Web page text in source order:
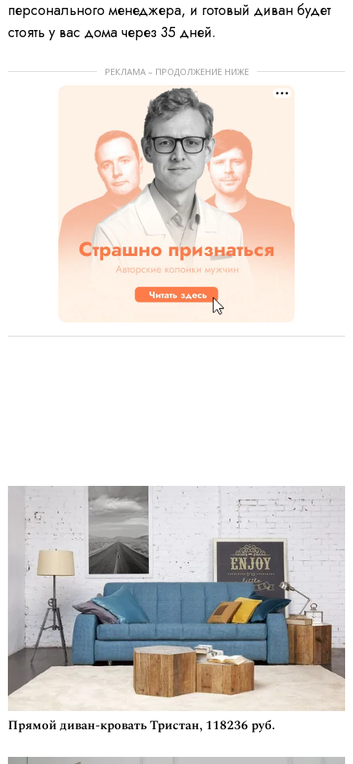
персонального менеджера, и готовый диван будет
стоять у вас дома через 35 дней.
РЕКЛАМА – ПРОДОЛЖЕНИЕ НИЖЕ
Прямой диван-кровать Тристан, 118236 руб.